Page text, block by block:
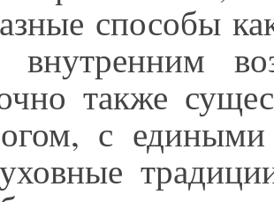
способы
внутренним
также
с едиными